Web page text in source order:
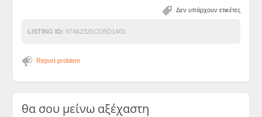
Δεν υπάρχουν ετικέτες
LISTING ID: 97462325CDBD1401
Report problem
θα σου μείνω αξέχαστη